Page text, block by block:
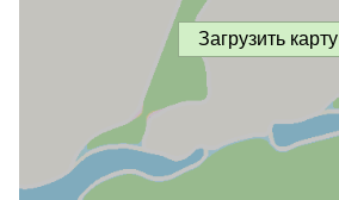
Загрузить карту